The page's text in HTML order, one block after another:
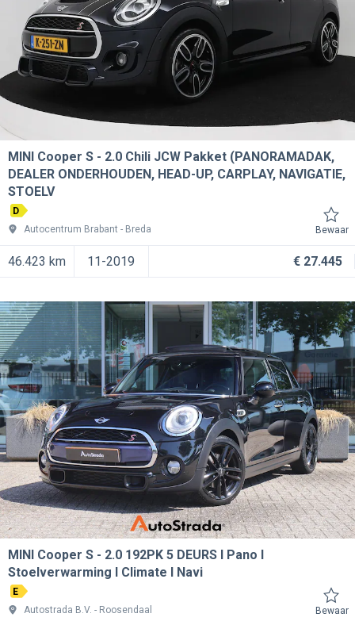
MINI Cooper S
2.0 Chili JCW Pakket (PANORAMADAK,
DEALER ONDERHOUDEN, HEAD-UP, CARPLAY, NAVIGATIE,
STOELV
D
Autocentrum Brabant
Breda Bewaar
46.423 km 11-2019 € 27.445
MINI Cooper S
2.0 192PK 5 DEURS I Pano I
Stoelverwarming I Climate I Navi
E
Autostrada B.V.
Roosendaal Bewaar